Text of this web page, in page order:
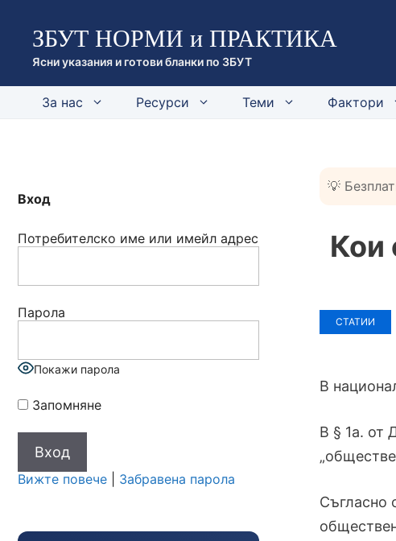
съдържанието
ЗБУТ НОРМИ и ПРАКТИКА
Ясни указания и готови бланки по ЗБУТ
За нас Ресурси Теми Фактори
💡
Кои
СТАТИИ
В
В § 1а. от
Съгласно
Вход
Потребителско име или имейл адрес
Парола
Покажи парола
Запомняне
Вижте повече Забравена парола